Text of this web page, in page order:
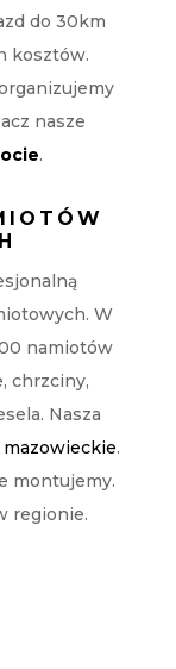
do 30km
kosztów.
nasze
.
W
namiotów
chrzciny,
Nasza
.
montujemy.
regionie.